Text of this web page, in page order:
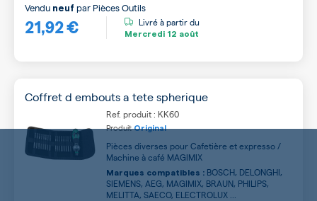
21,92 €
Vendu neuf par Pièces Outils
Livré à partir du
Mercredi 12 août
Coffret d embouts a tete spherique
Ref. produit : KK60
ProduitOriginal
Pièces diverses pour Cafetière et expresso /
Machine à café MAGIMIX
Marques compatibles : BOSCH, DELONGHI,
SIEMENS, AEG, MAGIMIX, BRAUN, PHILIPS,
MELITTA, SAECO, ELECTROLUX ...